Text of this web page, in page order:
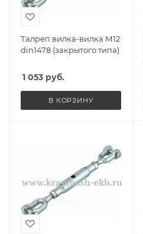
Талреп вилка-вилка М12
din1478 (закрытого типа)
1 053 руб.
В КОРЗИНУ